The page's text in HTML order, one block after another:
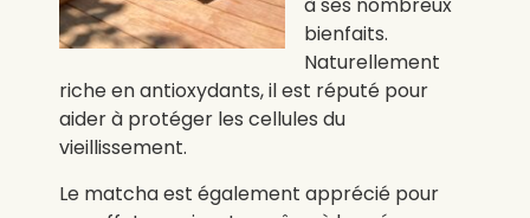
à ses nombreux
bienfaits.
Naturellement
riche en antioxydants, il est réputé pour
aider à protéger les cellules du
vieillissement.
Le matcha est également apprécié pour